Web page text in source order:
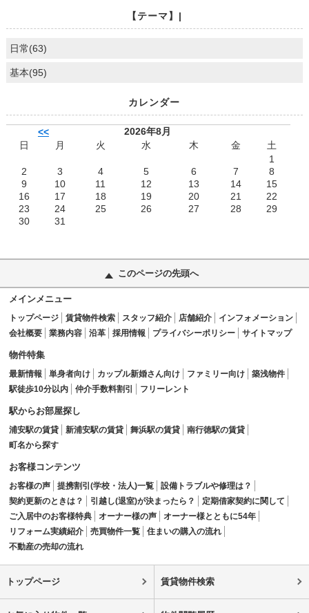
【テーマ】|
日常(63)
基本(95)
カレンダー
<<
2026年8月
日
月 火 水 木 金
土
1
2
3 4 5 6 7
8
9
10 11 12 13 14
15
16
17 18 19 20 21
22
23
24 25 26 27 28
29
30
31
このページの先頭へ
メインメニュー
トップページ 賃貸物件検索 スタッフ紹介 店舗紹介
インフォメーション
会社概要
業務内容 沿革 採用情報 プライバシーポリシー サイトマップ
物件特集
最新情報 単身者向け カップル新婚さん向け ファミリー向け
築浅物件
駅徒歩10分以内
仲介手数料割引 フリーレント
駅からお部屋探し
浦安駅の賃貸 新浦安駅の賃貸 舞浜駅の賃貸
南行徳駅の賃貸
町名から探す
お客様コンテンツ
お客様の声 提携割引(学校・法人)一覧
設備トラブルや修理は？
契約更新のときは？
引越し(退室)が決まったら？
定期借家契約に関して
ご入居中のお客様特典
オーナー様の声
オーナー様とともに54年
リフォーム実績紹介
売買物件一覧
住まいの購入の流れ
不動産の売却の流れ
トップページ 賃貸物件検索